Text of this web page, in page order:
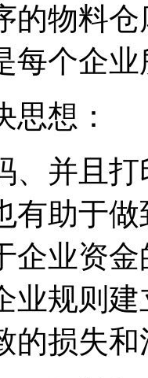
的物料
每个企
思想：
、并且
有助于
企业资
业规则
的损失和